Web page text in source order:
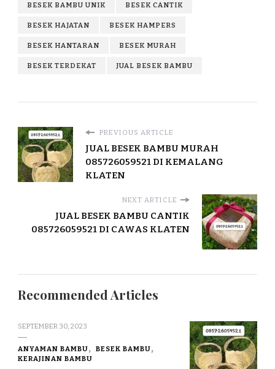
BESEK BAMBU UNIK BESEK CANTIK
BESEK HAJATAN BESEK HAMPERS
BESEK HANTARAN BESEK MURAH
BESEK TERDEKAT JUAL BESEK BAMBU
PREVIOUS ARTICLE
JUAL BESEK BAMBU MURAH
085726059521 DI KEMALANG
KLATEN
NEXT ARTICLE
JUAL BESEK BAMBU CANTIK
085726059521 DI CAWAS KLATEN
Recommended Articles
SEPTEMBER 30, 2023
ANYAMAN BAMBU
BESEK BAMBU
KERAJINAN BAMBU